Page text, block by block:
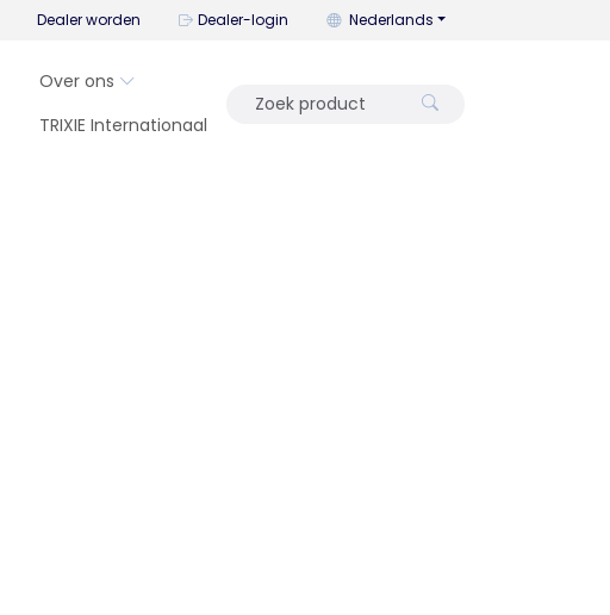
Dealer worden Dealer-login U kunt de taal wijzigen met dit
Nederlands
Over ons
TRIXIE Internationaal